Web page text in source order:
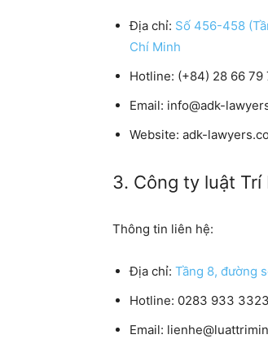
Địa chỉ: Số 456-458
Chí Minh
Hotline: (+84) 28 66 79
Email: info@adk-
Website: adk-
3. Công ty luật Trí
Thông tin liên hệ:
Địa chỉ: Tầng 8, đường
Hotline: 0283 933 3323
Email: